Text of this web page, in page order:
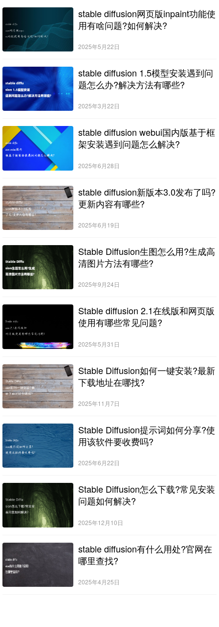
stable diffusion网页版inpaint功能使
用有啥问题?如何解决?
2025年5月22日
stable diffusion 1.5模型安装遇到问
题怎么办?解决方法有哪些?
2025年3月22日
stable diffusion webui国内版基于框
架安装遇到问题怎么解决?
2025年6月28日
stable diffusion新版本3.0发布了吗?
更新内容有哪些?
2025年6月19日
Stable Diffusion生图怎么用?生成高
清图片方法有哪些?
2025年9月24日
Stable diffusion 2.1在线版和网页版
使用有哪些常见问题?
2025年5月31日
Stable Diffusion如何一键安装?最新
下载地址在哪找?
2025年11月7日
Stable Diffusion提示词如何分享?使
用该软件要收费吗?
2025年6月22日
Stable Diffusion怎么下载?常见安装
问题如何解决?
2025年12月10日
stable diffusion有什么用处?官网在
哪里查找?
2025年4月25日